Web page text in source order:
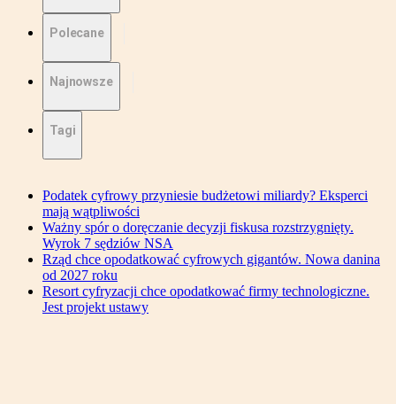
Polecane
Najnowsze
Tagi
Podatek cyfrowy przyniesie budżetowi miliardy? Eksperci
mają wątpliwości
Ważny spór o doręczanie decyzji fiskusa rozstrzygnięty.
Wyrok 7 sędziów NSA
Rząd chce opodatkować cyfrowych gigantów. Nowa danina
od 2027 roku
Resort cyfryzacji chce opodatkować firmy technologiczne.
Jest projekt ustawy